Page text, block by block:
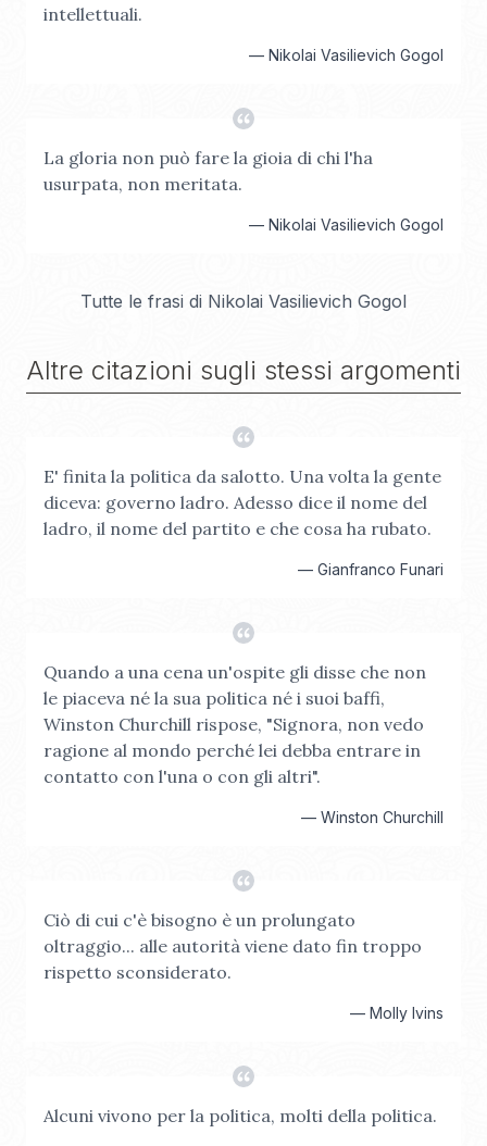
intellettuali.
— Nikolai Vasilievich Gogol
La gloria non può fare la gioia di chi l'ha
usurpata, non meritata.
— Nikolai Vasilievich Gogol
Tutte le frasi di Nikolai Vasilievich Gogol
Altre citazioni sugli stessi argomenti
E' finita la politica da salotto. Una volta la gente
diceva: governo ladro. Adesso dice il nome del
ladro, il nome del partito e che cosa ha rubato.
— Gianfranco Funari
Quando a una cena un'ospite gli disse che non
le piaceva né la sua politica né i suoi baffi,
Winston Churchill rispose, "Signora, non vedo
ragione al mondo perché lei debba entrare in
contatto con l'una o con gli altri".
— Winston Churchill
Ciò di cui c'è bisogno è un prolungato
oltraggio... alle autorità viene dato fin troppo
rispetto sconsiderato.
— Molly Ivins
Alcuni vivono per la politica, molti della politica.